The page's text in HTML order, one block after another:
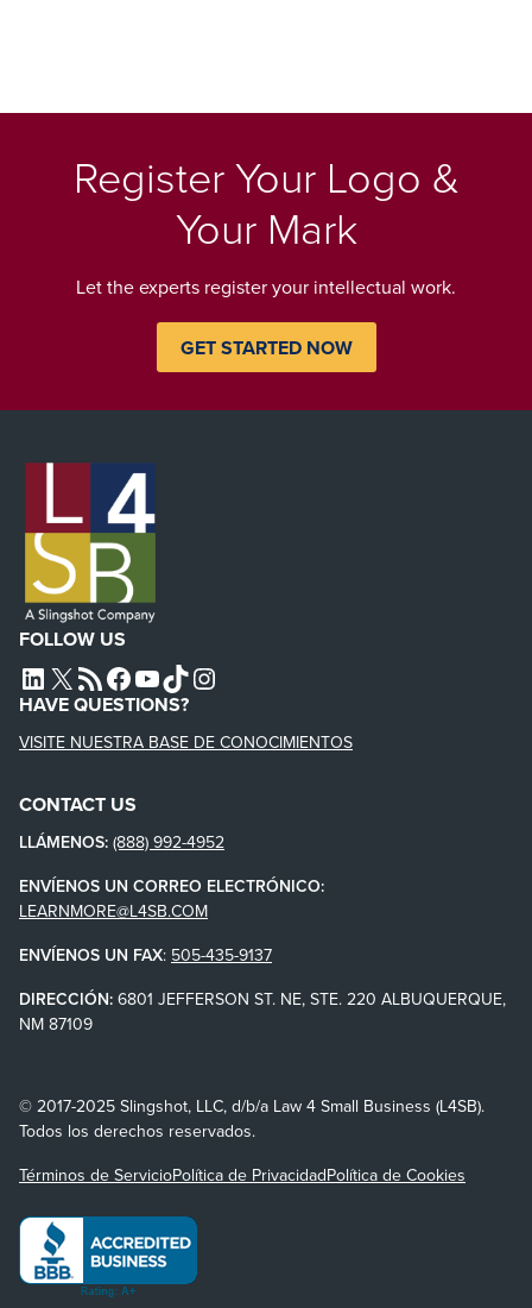
Register Your Logo &
Your Mark
Let the experts register your intellectual work.
GET STARTED NOW
FOLLOW US
L4SB LINKEDIN
X L4SB RSS FEEDL4SB FACEBOOK
L4SB YOUTUBE
TIKTOKINSTAGRAM
HAVE QUESTIONS?
VISITE NUESTRA BASE DE CONOCIMIENTOS
CONTACT US
LLÁMENOS: (888) 992-4952
ENVÍENOS UN CORREO ELECTRÓNICO:
LEARNMORE@L4SB.COM
ENVÍENOS UN FAX: 505-435-9137
DIRECCIÓN: 6801 JEFFERSON ST. NE, STE. 220 ALBUQUERQUE,
NM 87109
© 2017-2025 Slingshot, LLC, d/b/a Law 4 Small Business (L4SB).
Todos los derechos reservados.
Términos de ServicioPolítica de PrivacidadPolítica de Cookies